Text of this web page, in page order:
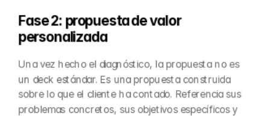
Fase 2: propuesta de valor
personalizada
Una vez hecho el diagnóstico, la propuesta no es
un deck estándar. Es una propuesta construida
sobre lo que el cliente ha contado. Referencia sus
problemas concretos, sus objetivos específicos y